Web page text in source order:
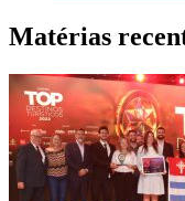
Matérias